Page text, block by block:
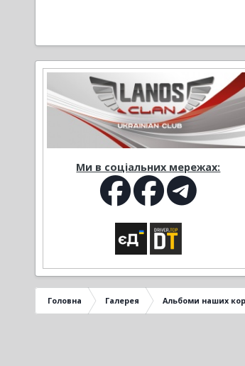
Ми в соціальних мережах:
Головна Галерея Альбоми наших